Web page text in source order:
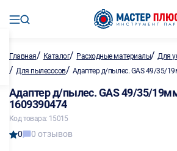
Главная/ Каталог/ Расходные материалы/Для
/ Для пылесосов/ Адаптер д/пылес. GAS 49/35/
Адаптер д/пылес. GAS 49/35/
1609390474
Код товара: 15015
0 0 отзывов